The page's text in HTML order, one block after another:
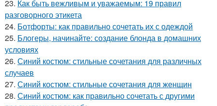
23. Как быть вежливым и уважаемым: 19 правил
разговорного этикета
24. Ботфорты: как правильно сочетать их с одеждой
25. Блогеры, начинайте: создание блонда в домашних
условиях
26. Синий костюм: стильные сочетания для различных
случаев
27. Синий костюм: стильные сочетания для женщин
28. Синий костюм: как правильно сочетать с другими